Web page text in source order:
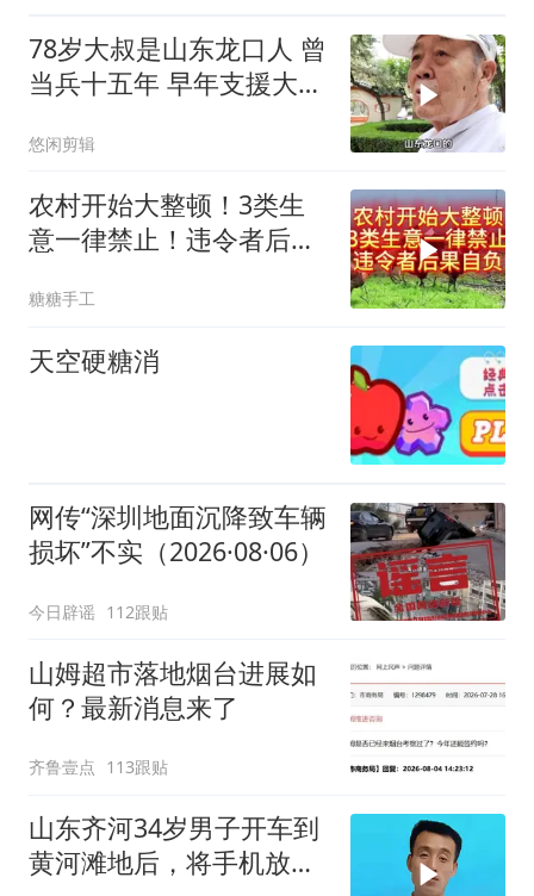
78岁大叔是山东龙口人 曾
当兵十五年 早年支援大西
悠闲剪辑
农村开始大整顿！3类生
意一律禁止！违令者后果
糖糖手工
天空硬糖消
网传“深圳地面沉降致车辆
损坏”不实（2026·08·06）
今日辟谣 112跟贴
山姆超市落地烟台进展如
何？最新消息来了
齐鲁壹点 113跟贴
山东齐河34岁男子开车到
黄河滩地后，将手机放车